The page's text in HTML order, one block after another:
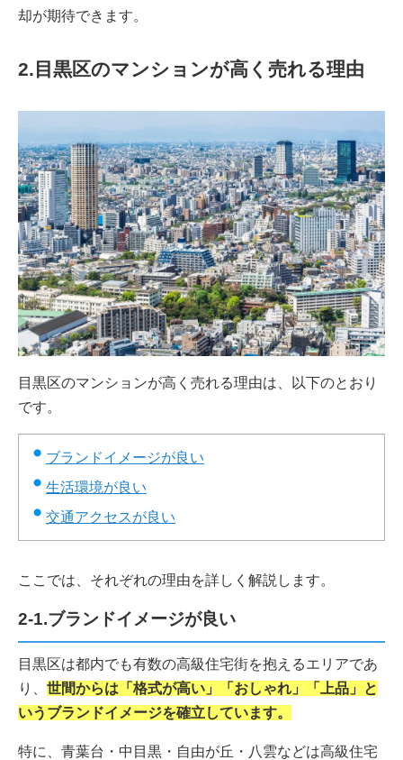
却が期待できます。
2.目黒区のマンションが高く売れる理由
目黒区のマンションが高く売れる理由は、以下のとおり
です。
ブランドイメージが良い
生活環境が良い
交通アクセスが良い
ここでは、それぞれの理由を詳しく解説します。
2-1.ブランドイメージが良い
目黒区は都内でも有数の高級住宅街を抱えるエリアであ
り、 世間からは「格式が高い」「おしゃれ」「上品」と
いうブランドイメージを確立しています。
特に、青葉台・中目黒・自由が丘・八雲などは高級住宅